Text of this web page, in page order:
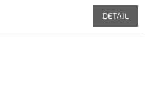
DETAIL